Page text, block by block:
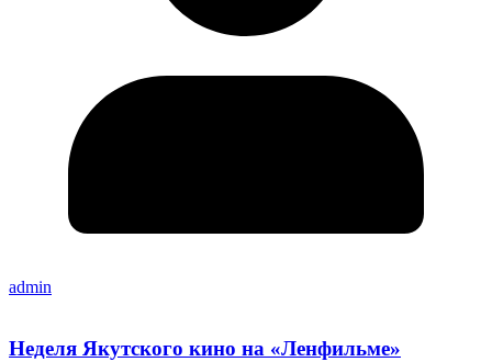
admin
Неделя Якутского кино на «Ленфильме»